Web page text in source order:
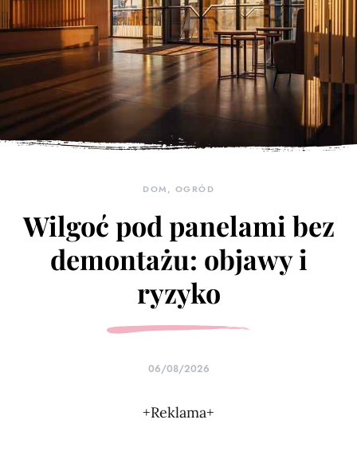
DOM, OGRÓD
Wilgoć pod panelami bez
demontażu: objawy i
ryzyko
06/08/2026
+Reklama+